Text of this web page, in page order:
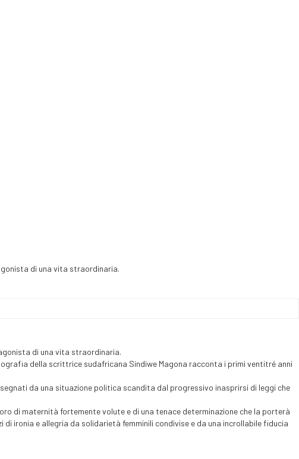
di una vita straordinaria.
di una vita straordinaria.
della scrittrice sudafricana Sindiwe Magona racconta i primi ventitré anni
da una situazione politica scandita dal progressivo inasprirsi di leggi che
di maternità fortemente volute e di una tenace determinazione che la porterà
ironia e allegria da solidarietà femminili condivise e da una incrollabile fiducia